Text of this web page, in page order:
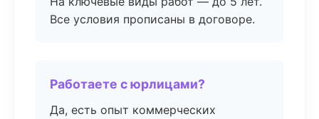
Все условия прописаны в договоре.
Работаете с юрлицами?
Да, есть опыт коммерческих